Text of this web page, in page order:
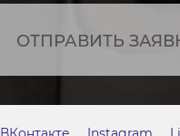
ОТПРАВИТЬ